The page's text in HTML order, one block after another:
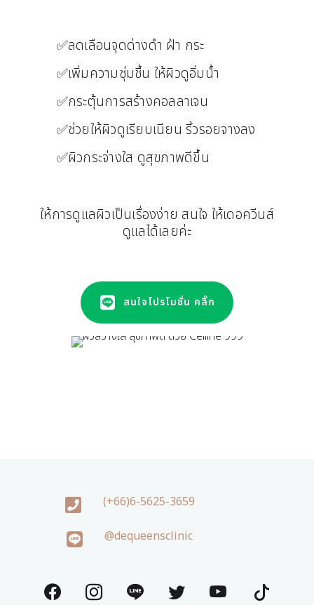
✅ลดเลือนจุดด่างดำ ฝ้า กระ
✅เพิ่มความชุ่มชื้น ให้ผิวดูอิ่มน้ำ
✅กระตุ้นการสร้างคอลลาเจน
✅ช่วยให้ผิวดูเรียบเนียน ริ้วรอยจางลง
✅ผิวกระจ่างใส ดูสุขภาพดีขึ้น
ให้การดูแลผิวเป็นเรื่องง่าย สนใจ ให้เดอควีนส์
ดูแลได้เลยค่ะ
สนใจโปรโมชั่น คลิ๊ก
(+66)6-5625-3659
@dequeensclinic